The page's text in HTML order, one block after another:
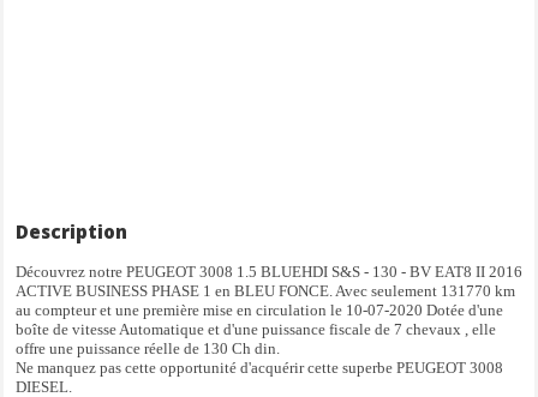
Description
Découvrez notre PEUGEOT 3008 1.5 BLUEHDI S&S - 130 - BV EAT8 II 2016
ACTIVE BUSINESS PHASE 1 en BLEU FONCE. Avec seulement 131770 km
au compteur et une première mise en circulation le 10-07-2020 Dotée d'une
boîte de vitesse Automatique et d'une puissance fiscale de 7 chevaux , elle
offre une puissance réelle de 130 Ch din.
Ne manquez pas cette opportunité d'acquérir cette superbe PEUGEOT 3008
DIESEL.